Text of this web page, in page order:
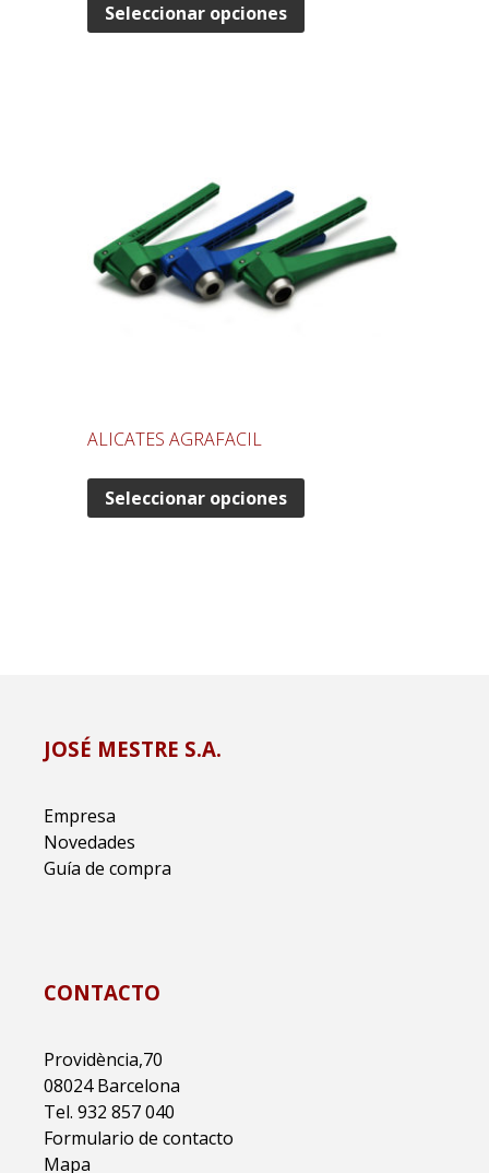
Seleccionar opciones
ALICATES AGRAFACIL
Seleccionar opciones
JOSÉ MESTRE S.A.
Empresa
Novedades
Guía de compra
CONTACTO
Providència,70
08024 Barcelona
Tel. 932 857 040
Formulario de contacto
Mapa